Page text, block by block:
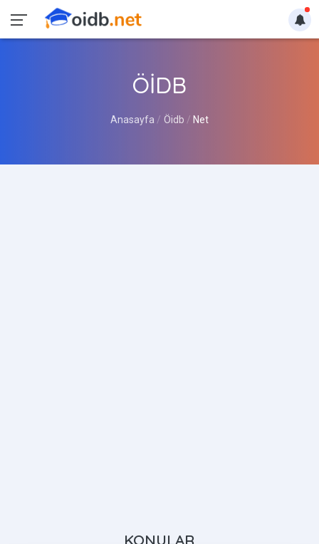
ÖİDB
Anasayfa Öidb Net
KONULAR